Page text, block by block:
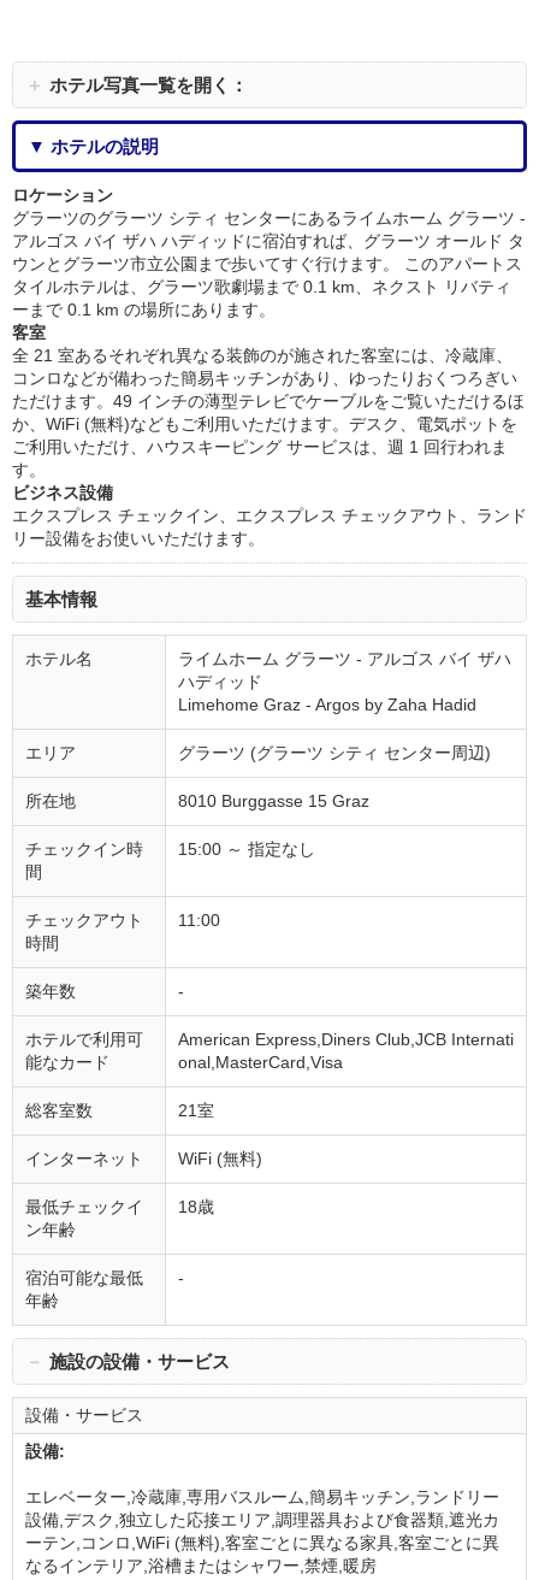
＋ ホテル写真一覧を開く：
▼ ホテルの説明
ロケーション
グラーツのグラーツ シティ センターにあるライムホーム グラーツ -
アルゴス バイ ザハ ハディッドに宿泊すれば、グラーツ オールド タ
ウンとグラーツ市立公園まで歩いてすぐ行けます。 このアパートス
タイルホテルは、グラーツ歌劇場まで 0.1 km、ネクスト リバティ
ーまで 0.1 km の場所にあります。
客室
全 21 室あるそれぞれ異なる装飾のが施された客室には、冷蔵庫、
コンロなどが備わった簡易キッチンがあり、ゆったりおくつろぎい
ただけます。49 インチの薄型テレビでケーブルをご覧いただけるほ
か、WiFi (無料)などもご利用いただけます。デスク、電気ポットを
ご利用いただけ、ハウスキーピング サービスは、週 1 回行われま
す。
ビジネス設備
エクスプレス チェックイン、エクスプレス チェックアウト、ランド
リー設備をお使いいただけます。
基本情報
ホテル名
ライムホーム グラーツ - アルゴス バイ ザハ
ハディッド
Limehome Graz - Argos by Zaha Hadid
エリア グラーツ (グラーツ シティ センター周辺)
所在地 8010 Burggasse 15 Graz
チェックイン時
間
15:00 ～ 指定なし
チェックアウト
時間
11:00
築年数 -
ホテルで利用可
能なカード
American Express,Diners Club,JCB Internati
onal,MasterCard,Visa
総客室数 21室
インターネット WiFi (無料)
最低チェックイ
ン年齢
18歳
宿泊可能な最低
年齢
-
－ 施設の設備・サービス
設備・サービス
設備:
エレベーター,冷蔵庫,専用バスルーム,簡易キッチン,ランドリー
設備,デスク,独立した応接エリア,調理器具および食器類,遮光カ
ーテン,コンロ,WiFi (無料),客室ごとに異なる家具,客室ごとに異
なるインテリア,浴槽またはシャワー,禁煙,暖房